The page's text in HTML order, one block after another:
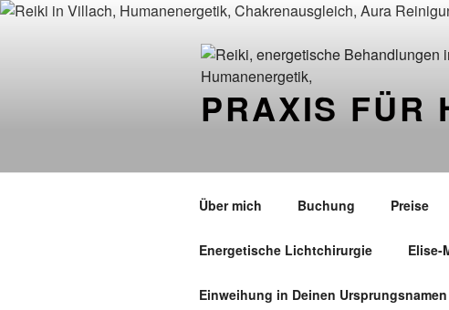
Zum
PRAXIS FÜR
Über mich Buchung Preise
Energetische Lichtchirurgie Elise-
Einweihung in Deinen Ursprungsnamen